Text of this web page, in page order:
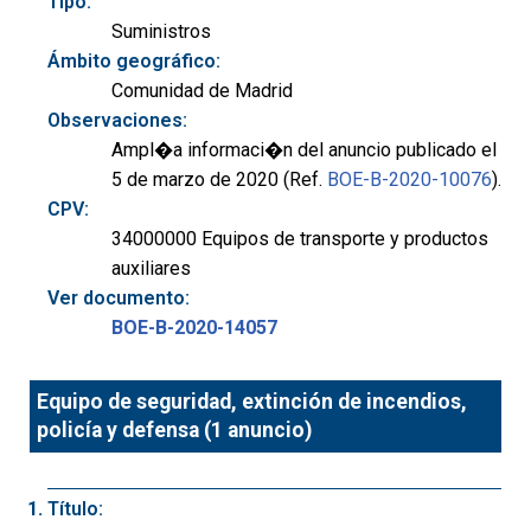
Suministros
Ámbito geográfico:
Comunidad de Madrid
Observaciones:
Ampl�a informaci�n del anuncio publicado el
5 de marzo de 2020 (Ref. BOE-B-2020-10076).
CPV:
34000000 Equipos de transporte y productos
auxiliares
Ver documento:
BOE-B-2020-14057
Equipo de seguridad, extinción de incendios,
policía y defensa (1 anuncio)
Título: